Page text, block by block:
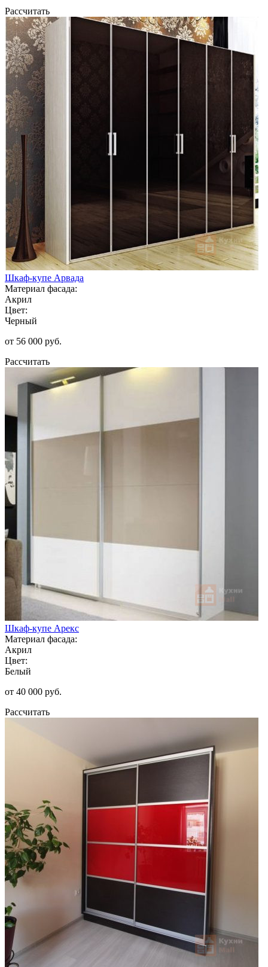
Рассчитать
Шкаф-купе Арвада
Материал фасада:
Акрил
Цвет:
Черный
от 56 000 руб.
Рассчитать
Шкаф-купе Арекс
Материал фасада:
Акрил
Цвет:
Белый
от 40 000 руб.
Рассчитать